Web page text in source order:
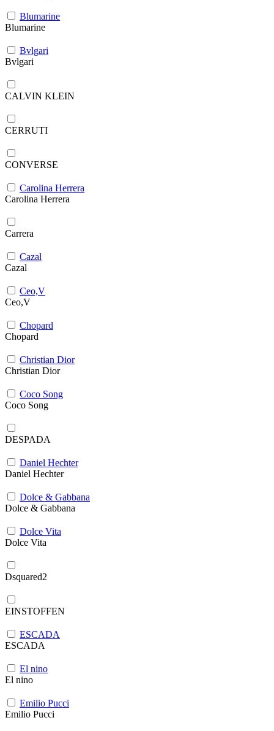
Blumarine
Blumarine
Bvlgari
Bvlgari
CALVIN KLEIN
CERRUTI
CONVERSE
Carolina Herrera
Carolina Herrera
Carrera
Cazal
Cazal
Ceo,V
Ceo,V
Chopard
Chopard
Christian Dior
Christian Dior
Coco Song
Coco Song
DESPADA
Daniel Hechter
Daniel Hechter
Dolce & Gabbana
Dolce & Gabbana
Dolce Vita
Dolce Vita
Dsquared2
EINSTOFFEN
ESCADA
ESCADA
El nino
El nino
Emilio Pucci
Emilio Pucci